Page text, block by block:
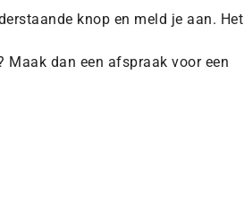
knop en meld je aan. Het
Maak dan een afspraak voor een